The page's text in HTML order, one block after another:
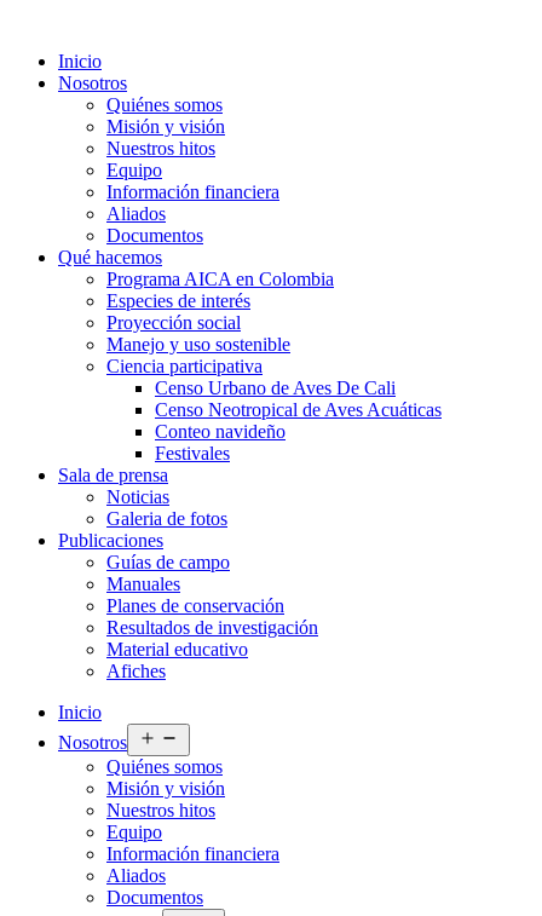
Inicio
Nosotros
Quiénes somos
Misión y visión
Nuestros hitos
Equipo
Información financiera
Aliados
Documentos
Qué hacemos
Programa AICA en Colombia
Especies de interés
Proyección social
Manejo y uso sostenible
Ciencia participativa
Censo Urbano de Aves De Cali
Censo Neotropical de Aves Acuáticas
Conteo navideño
Festivales
Sala de prensa
Noticias
Galeria de fotos
Publicaciones
Guías de campo
Manuales
Planes de conservación
Resultados de investigación
Material educativo
Afiches
Inicio
Nosotros
el
menú
Quiénes somos
Misión y visión
Nuestros hitos
Equipo
Información financiera
Aliados
Documentos